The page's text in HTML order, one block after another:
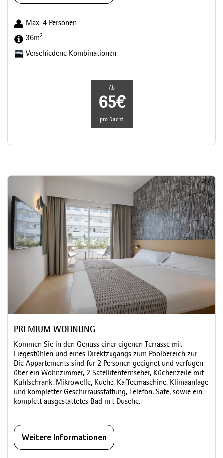
Max. 4 Personen
36m2
Verschiedene Kombinationen
Ab
65€
pro Nacht
PREMIUM WOHNUNG
Kommen Sie in den Genuss einer eigenen Terrasse mit
Liegestühlen und eines Direktzugangs zum Poolbereich zur.
Die Appartements sind für 2 Personen geeignet und verfügen
über ein Wohnzimmer, 2 Satellitenfernseher, Küchenzeile mit
Kühlschrank, Mikrowelle, Küche, Kaffeemaschine, Klimaanlage
und kompletter Geschirrausstattung, Telefon, Safe, sowie ein
komplett ausgestattetes Bad mit Dusche.
Weitere Informationen